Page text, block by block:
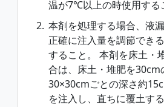
温が7℃以上の時使用する
本剤を処理する場合、液
正確に注入量を調節でき
すること。 本剤を床土・
合は、床土・堆肥を30cm
30×30cmごとの深さ約
を注入し、直ちに覆土す